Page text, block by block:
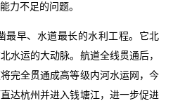
力不足的问题。
最早、水道最长的水利工程。它北
水运的大动脉。航道全线贯通后，
完全贯通成高等级内河水运网，今
达杭州并进入钱塘江，进一步促进